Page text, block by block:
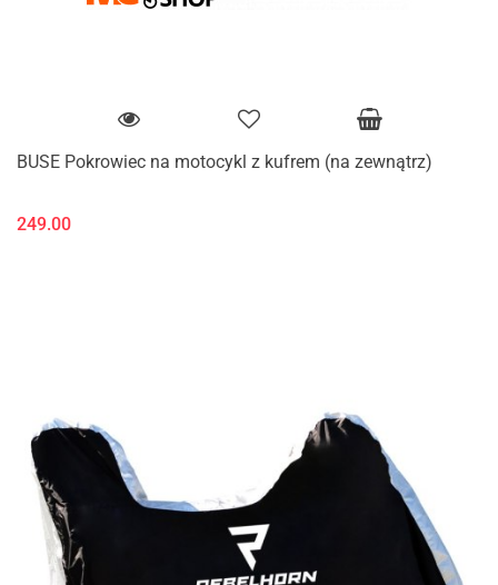
BUSE Pokrowiec na motocykl z kufrem (na zewnątrz)
249.00